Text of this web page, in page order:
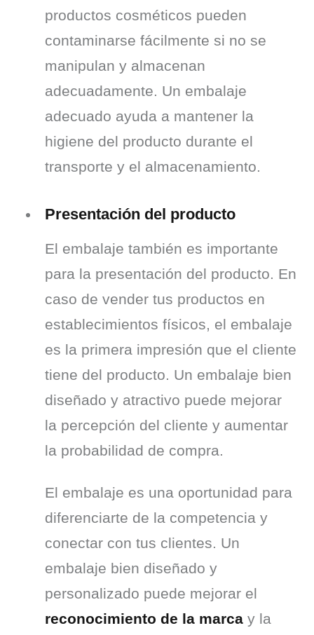
productos cosméticos pueden
contaminarse fácilmente si no se
manipulan y almacenan
adecuadamente. Un embalaje
adecuado ayuda a mantener la
higiene del producto durante el
transporte y el almacenamiento.
Presentación del producto
El embalaje también es importante
para la presentación del producto. En
caso de vender tus productos en
establecimientos físicos, el embalaje
es la primera impresión que el cliente
tiene del producto. Un embalaje bien
diseñado y atractivo puede mejorar
la percepción del cliente y aumentar
la probabilidad de compra.
El embalaje es una oportunidad para
diferenciarte de la competencia y
conectar con tus clientes. Un
embalaje bien diseñado y
reconocimiento de la marca y la